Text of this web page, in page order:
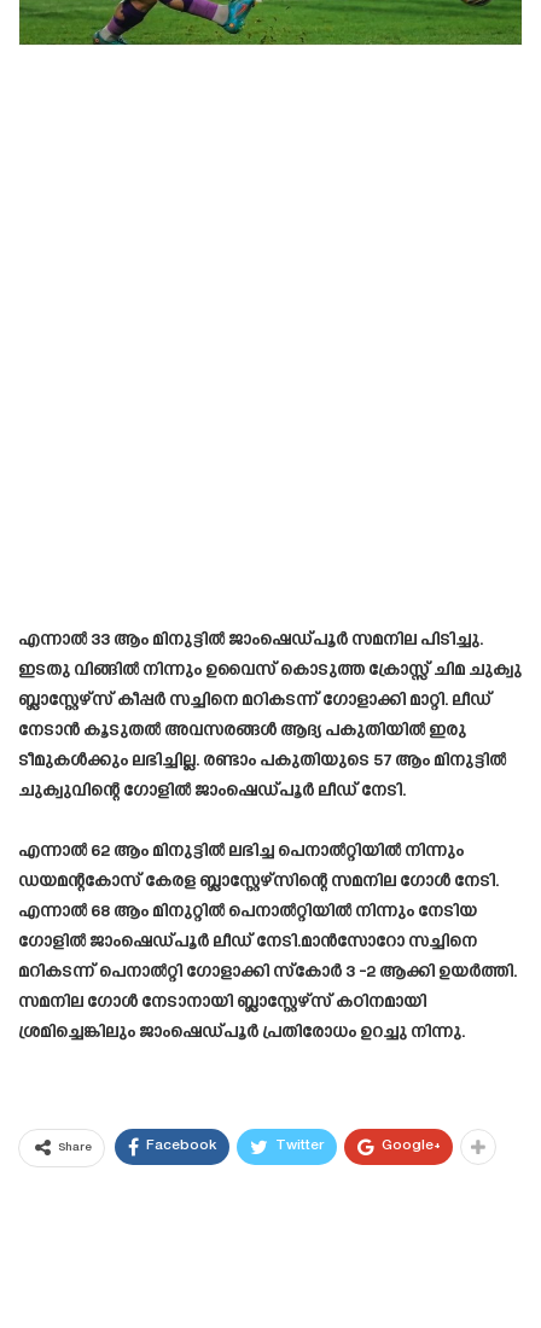
എന്നാൽ 33 ആം മിനുട്ടിൽ ജാംഷെഡ്പൂർ സമനില പിടിച്ചു.
ഇടതു വിങ്ങിൽ നിന്നും ഉവൈസ് കൊടുത്ത ക്രോസ്സ് ചിമ ചുക്വു
ബ്ലാസ്റ്റേഴ്‌സ് കീപ്പർ സച്ചിനെ മറികടന്ന് ഗോളാക്കി മാറ്റി. ലീഡ്
നേടാൻ കൂടുതൽ അവസരങ്ങൾ ആദ്യ പകുതിയിൽ ഇരു
ടീമുകൾക്കും ലഭിച്ചില്ല. രണ്ടാം പകുതിയുടെ 57 ആം മിനുട്ടിൽ
ചുക്വുവിന്റെ ഗോളിൽ ജാംഷെഡ്പൂർ ലീഡ് നേടി.
എന്നാൽ 62 ആം മിനുട്ടിൽ ലഭിച്ച പെനാൽറ്റിയിൽ നിന്നും
ഡയമന്റകോസ് കേരള ബ്ലാസ്റ്റേഴ്സിന്റെ സമനില ഗോൾ നേടി.
എന്നാൽ 68 ആം മിനുറ്റിൽ പെനാൽറ്റിയിൽ നിന്നും നേടിയ
ഗോളിൽ ജാംഷെഡ്പൂർ ലീഡ് നേടി.മാൻസോറോ സച്ചിനെ
മറികടന്ന് പെനാൽറ്റി ഗോളാക്കി സ്കോർ 3 -2 ആക്കി ഉയർത്തി.
സമനില ഗോൾ നേടാനായി ബ്ലാസ്റ്റേഴ്‌സ് കഠിനമായി
ശ്രമിച്ചെങ്കിലും ജാംഷെഡ്പൂർ പ്രതിരോധം ഉറച്ചു നിന്നു.
Share Facebook Twitter Google+